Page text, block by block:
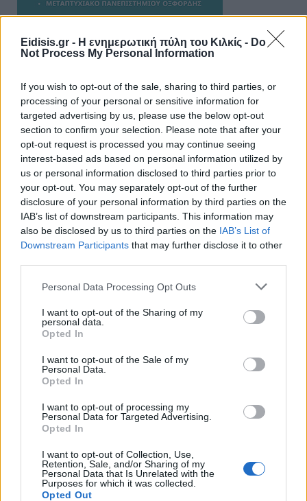
Eidisis.gr - Η ενημερωτική πύλη του Κιλκίς - Do
Not Process My Personal Information
If you wish to opt-out of the sale, sharing to third parties, or
processing of your personal or sensitive information for
targeted advertising by us, please use the below opt-out
section to confirm your selection. Please note that after your
opt-out request is processed you may continue seeing
interest-based ads based on personal information utilized by
us or personal information disclosed to third parties prior to
your opt-out. You may separately opt-out of the further
disclosure of your personal information by third parties on the
IAB’s list of downstream participants. This information may
also be disclosed by us to third parties on the IAB’s List of
Downstream Participants that may further disclose it to other
Personal Data Processing Opt Outs
I want to opt-out of the Sharing of my
personal data.
Opted In
I want to opt-out of the Sale of my
Personal Data.
Opted In
I want to opt-out of processing my
Personal Data for Targeted Advertising.
Opted In
I want to opt-out of Collection, Use,
Retention, Sale, and/or Sharing of my
Personal Data that Is Unrelated with the
Purposes for which it was collected.
Opted Out
ΑΠΟΨΕΙΣ
Εδώ Παππάς, εκεί Παππάς, που είναι
ο ΣΥΡΙΖΑ και οι Κιλκισιώτες
26-07-2026 - Κανένα σχόλιο
εμπράκτως την περιφέρεια – μειώσ…
03-08-2026 - Κανένα σχόλιο